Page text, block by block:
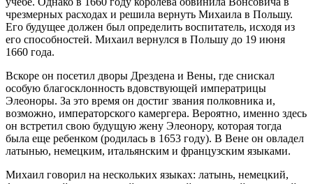
чрезмерных расходах и решила вернуть Михаила в Польшу.
Его будущее должен был определить воспитатель, исходя из
его способностей. Михаил вернулся в Польшу до 19 июня
1660 года.
Вскоре он посетил дворы Дрездена и Вены, где снискал
особую благосклонность вдовствующей императрицы
Элеоноры. За это время он достиг звания полковника и,
возможно, императорского камергера. Вероятно, именно здесь
он встретил свою будущую жену Элеонору, которая тогда
была еще ребенком (родилась в 1653 году). В Вене он овладел
латынью, немецким, итальянским и французским языками.
Михаил говорил на нескольких языках: латынь, немецкий,